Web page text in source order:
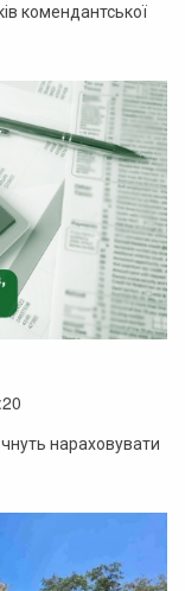
комендантської
нараховувати